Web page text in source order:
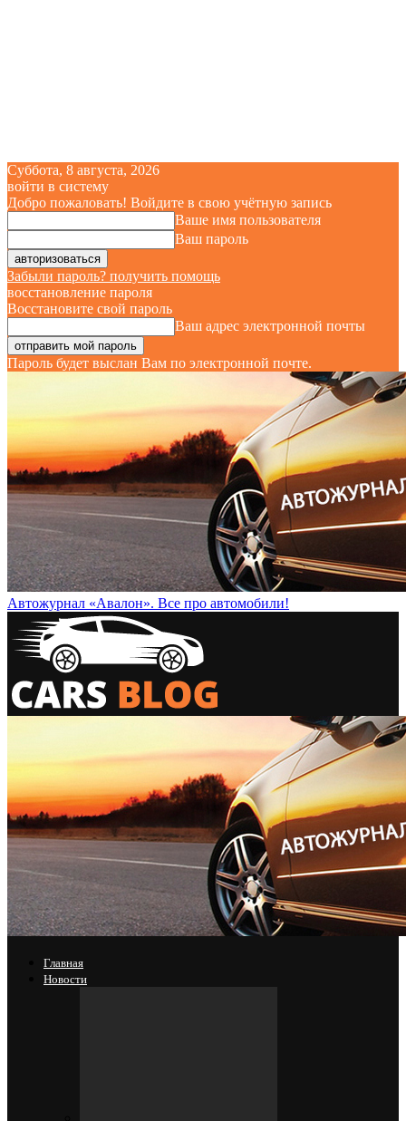
Суббота, 8 августа, 2026
войти в систему
Добро пожаловать! Войдите в свою учётную запись
Ваше имя пользователя
Ваш пароль
Забыли пароль? получить помощь
восстановление пароля
Восстановите свой пароль
Ваш адрес электронной почты
Пароль будет выслан Вам по электронной почте.
Автожурнал «Авалон». Все про автомобили!
Главная
Новости